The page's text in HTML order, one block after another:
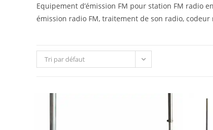
Equipement d’émission FM pour station FM radio
émission radio FM, traitement de son radio,
Tri par défaut